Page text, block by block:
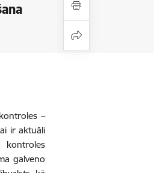
–
ir aktuāli
kontroles
galveno